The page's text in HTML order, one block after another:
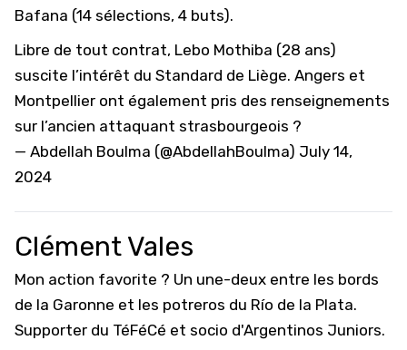
Bafana (14 sélections, 4 buts).
Libre de tout contrat, Lebo Mothiba (28 ans)
suscite l’intérêt du Standard de Liège. Angers et
Montpellier ont également pris des renseignements
sur l’ancien attaquant strasbourgeois ?
— Abdellah Boulma (@AbdellahBoulma) July 14,
2024
Clément Vales
Mon action favorite ? Un une-deux entre les bords
de la Garonne et les potreros du Río de la Plata.
Supporter du TéFéCé et socio d'Argentinos Juniors.